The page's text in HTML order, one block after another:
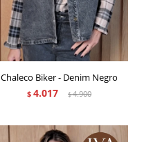
Chaleco Biker - Denim Negro
$ 4.017 $4.900